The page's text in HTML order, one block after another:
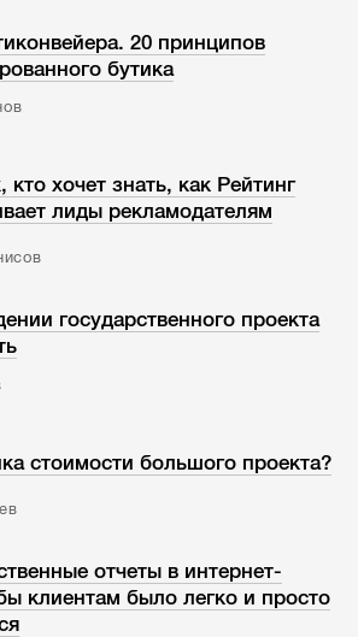
20 принципов
бутика
кто хочет знать, как Рейтинг
лиды рекламодателям
государственного проекта
стоимости большого проекта?
отчеты в интернет-
клиентам было легко и просто